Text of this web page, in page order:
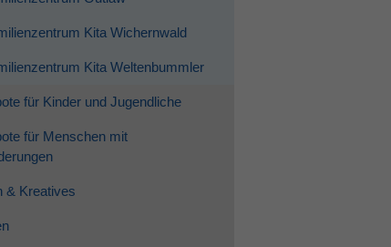
Kita Wichernwald
Kita Weltenbummler
für Kinder und Jugendliche
für Menschen mit
& Kreatives